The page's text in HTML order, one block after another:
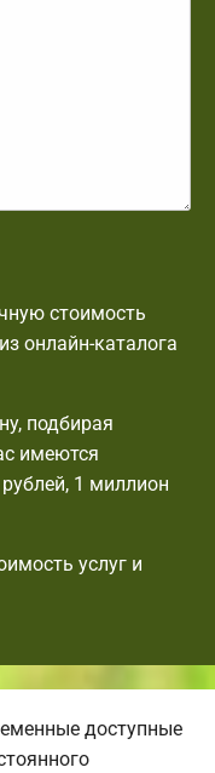
стоимость
онлайн-каталога
подбирая
имеются
1 миллион
услуг и
доступные